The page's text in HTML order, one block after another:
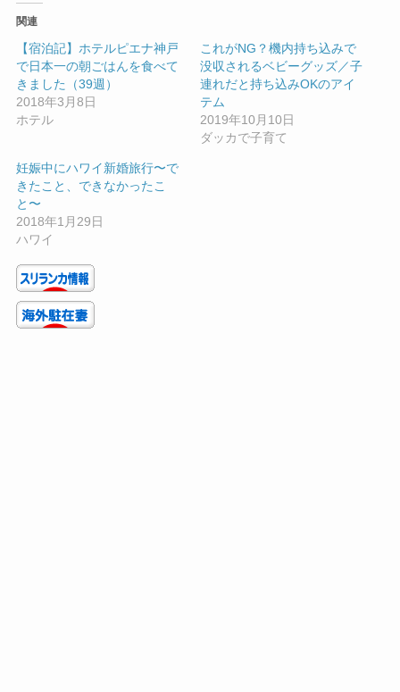
関連
【宿泊記】ホテルピエナ神戸
で日本一の朝ごはんを食べて
きました（39週）
2018年3月8日
ホテル
これがNG？機内持ち込みで
没収されるベビーグッズ／子
連れだと持ち込みOKのアイ
テム
2019年10月10日
ダッカで子育て
妊娠中にハワイ新婚旅行〜で
きたこと、できなかったこ
と〜
2018年1月29日
ハワイ